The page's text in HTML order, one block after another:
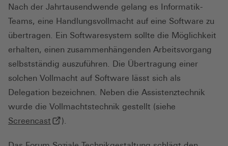
Nach der Jahrtausendwende gelang es Informatik-
Teams, eine Handlungsvollmacht auf eine Software zu
übertragen. Ein Softwaresystem sollte die Möglichkeit
erhalten, einen zusammenhängenden Arbeitsvorgang
selbstständig auszuführen. Die Übertragung einer
solchen Vollmacht auf Software lässt sich als
Delegation bezeichnen. Neben die Assistenztechnik
wurde die Vollmachtstechnik gestellt (siehe
Screencast (externer Link, öffnet in neuem Tab)
).